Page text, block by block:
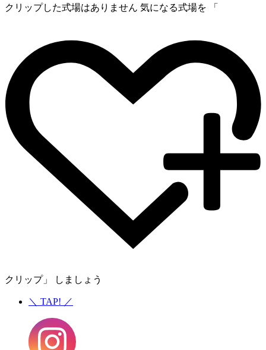
クリップした式場はありません 気になる式場を 「
クリップ」 しましょう
＼ TAP! ／